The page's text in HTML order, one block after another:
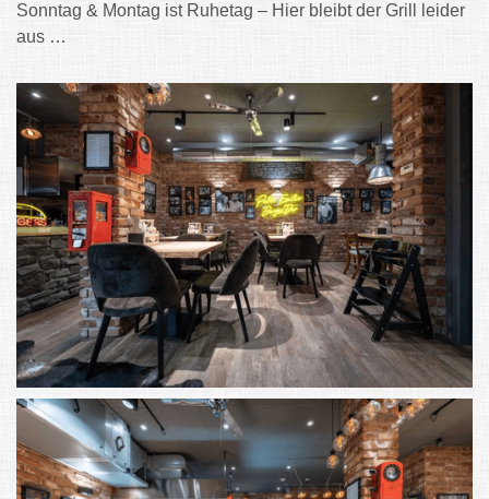
Sonntag & Montag ist Ruhetag – Hier bleibt der Grill leider
aus …